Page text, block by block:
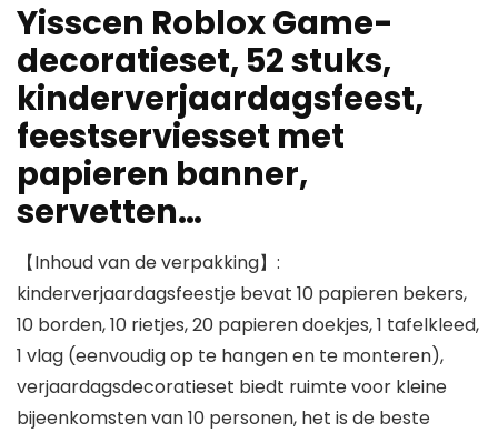
Yisscen Roblox Game-
decoratieset, 52 stuks,
kinderverjaardagsfeest,
feestserviesset met
papieren banner,
servetten…
【Inhoud van de verpakking】:
kinderverjaardagsfeestje bevat 10 papieren bekers,
10 borden, 10 rietjes, 20 papieren doekjes, 1 tafelkleed,
1 vlag (eenvoudig op te hangen en te monteren),
verjaardagsdecoratieset biedt ruimte voor kleine
bijeenkomsten van 10 personen, het is de beste